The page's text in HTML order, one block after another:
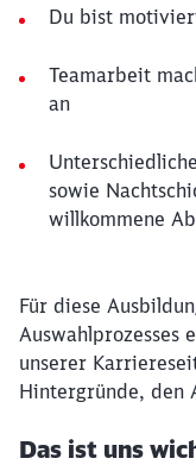
Du bist
Teamarbeit
an
sowie
willkommene
Für diese
Auswahlprozesses
unserer
Hintergründe, den
Das ist uns